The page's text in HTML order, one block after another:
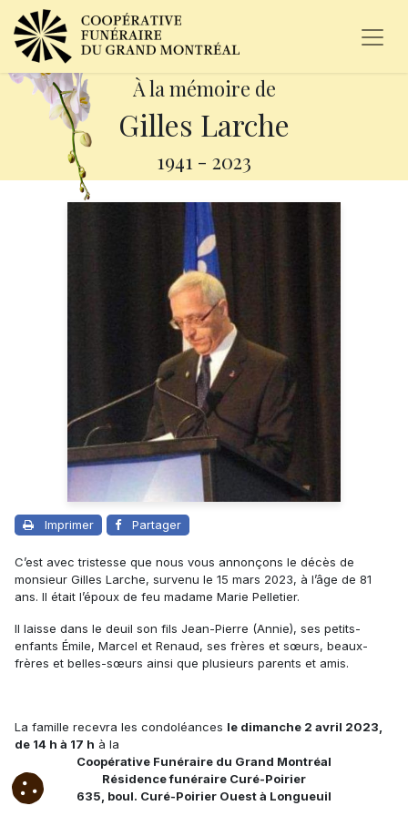
À la mémoire de
Gilles Larche
1941 - 2023
Imprimer Partager
C’est avec tristesse que nous vous annonçons le décès de
monsieur Gilles Larche, survenu le 15 mars 2023, à l’âge de 81
ans. Il était l’époux de feu madame Marie Pelletier.
Il laisse dans le deuil son fils Jean-Pierre (Annie), ses petits-
enfants Émile, Marcel et Renaud, ses frères et sœurs, beaux-
frères et belles-sœurs ainsi que plusieurs parents et amis.
La famille recevra les condoléances le dimanche 2 avril 2023,
de 14 h à 17 h à la
Coopérative Funéraire du Grand Montréal
Résidence funéraire Curé-Poirier
635, boul. Curé-Poirier Ouest à Longueuil